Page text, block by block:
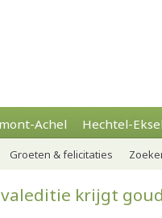
Achel Hechtel-
Groeten & felicitaties
krijgt